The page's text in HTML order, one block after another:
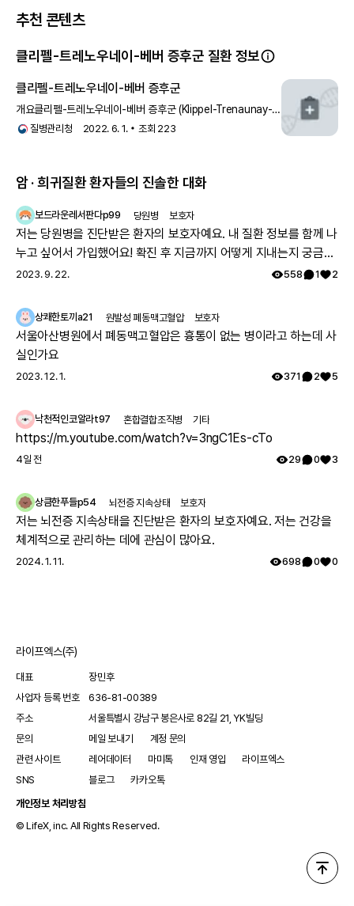
관 기형을 동반한 출생 후 골격 및 결합 조직 과성장), 베크위드-위드만
발성 연골종), NF-1에서 국소 비대를 나타내는 신경섬유종증 등이 있습
니다. 특히 파크스-웨버 증후군(PWS)과의 구별이 중요합니다. 클리펠-
트레노우네이-베버 증후군과 PWS는 쉽게 혼동될 수 있으며 종종 서로
잘못 인식됩니다. PWS는 고유량 동정맥 기형과 누공을 동반한 연조직
및 골격 비대가 특징입니다.
클리펠-트레노우네이-베버 증후군의 예후
에서의 급성 출혈은 신속하게 치료되지 않으면 치명적인 혈액 손실로 이
수 있는 폐색전증의 위험을 증가시킵니다.
클리펠-트레노우네이-베버 증후군의 합병증
정체와 림프 누출로 인해 영향을 받은 사지의 봉와직염은 피부 관리가 소
홀할 경우 패혈증으로 이어질 수 있습니다. 정맥 및 림프 이상으로 인한
심한 정체는 클리펠-트레노우네이-베버 증후군 환자에서 D-다이머 수
서의 출혈은 만성적이고 잠복적일 수 있으며, 다수의 수혈과 철분 보충이
필요하거나 출혈이 생명을 위협하는 파종성 혈관 내 응고(DIC)와 관련
될 수 있습니다. 심부 정맥 혈전증에 의한 반복적인 폐색전증은 작은 혈
관에 만성적인 변화를 일으켜 폐 고혈압을 초래할 수 있습니다. 사지 비
대는 이동성과 보행을 위해 감량 수술이 필요할 수 있습니다.
치료 결과 향상을 위한 의료팀 가이드
후군입니다. 이러한 환자들에게 최적의 치료를 제공하기 위해 의료 전문
가들 간의 협력적인 접근이 중요합니다. 진단은 보통 소아 제공자가 고려
하며, 임상 소견은 신생아기와 어린 시절 내내 자주 관찰됩니다. 진단 확
인을 위해 피부과 전문의에게 의뢰하고, 방사선 전문의와의 상담이 적절
한 평가에 도움이 될 수 있습니다. 사지 길이 차이가 있는 환자는 정형외
의 경우 감량 수술(de-bulking procedures)에서 혜택을 받을 수 있습
니다. 혈전증의 높은 위험과 수술 중 예방의 필요성 때문에 혈액학자들이
자주 관여합니다. 만성 정맥 기능 부전의 경우 경화 요법 및 난치성 사례
에서는 개방형 수술 절차를 위해 혈관 외과의 참여가 필요할 수 있습니
다. 대형 기관에서는 피부과 전문의, 정형외과 전문의, 피부과 전문의 및
혈관 외과의로 구성된 다학제 팀이 있는 클리펠-트레노우네이-베버 증후
클리펠-트레노우네이-베버 증후군 과관련된
전 세계 임상시험 현황이 궁금하다면
앱에서 확인하기
참고 문헌11건
추천 콘텐츠
클리펠-트레노우네이-베버 증후군 질환 정보
클리펠-트레노우네이-베버 증후군
개요클리펠-트레노우네이-베버 증후군 (Klippel-Trenaunay-
Weber syndrome)은 포도주색반점 (port-wine stain)
질병관리청 2022. 6. 1. 조회 223
암 · 희귀질환 환자들의 진솔한 대화
보드라운레서판다p99 당원병 보호자
저는 당원병을 진단받은 환자의 보호자예요. 내 질환 정보를 함께 나
누고 싶어서 가입했어요! 확진 후 지금까지 어떻게 지내는지 궁금해
요 🔍
2023. 9. 22. 558 1 2
상쾌한토끼a21 원발성 폐동맥고혈압 보호자
서울아산병원에서 폐동맥고혈압은 흉통이 없는 병이라고 하는데 사
실인가요
2023. 12. 1. 371 2 5
낙천적인코알라t97 혼합결합조직병 기타
https://m.youtube.com/watch?v=3ngC1Es-cTo
4일 전 29 0 3
상큼한푸들p54 뇌전증 지속상태 보호자
저는 뇌전증 지속상태을 진단받은 환자의 보호자예요. 저는 건강을
체계적으로 관리하는 데에 관심이 많아요.
2024. 1. 11. 698 0 0
라이프엑스(주)
대표
장민후
사업자 등록 번호
636-81-00389
주소
서울특별시 강남구 봉은사로 82길 21, YK빌딩
문의
메일 보내기
계정 문의
관련 사이트
레어데이터 마미톡 인재 영입
라이프엑스
SNS
블로그
카카오톡
개인정보 처리방침
© LifeX, inc. All Rights Reserved.